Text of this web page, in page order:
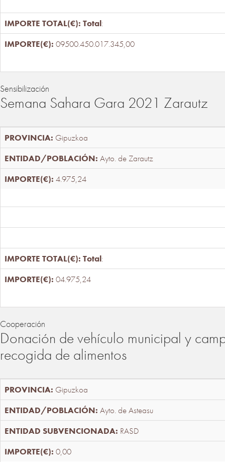
Total:
09500.450.017.345,00
Sensibilización
Semana Sahara Gara 2021 Zarautz
Gipuzkoa
Ayto. de Zarautz
4.975,24
Total:
04.975,24
Cooperación
Donación de vehículo municipal y
recogida de alimentos
Gipuzkoa
Ayto. de Asteasu
RASD
0,00